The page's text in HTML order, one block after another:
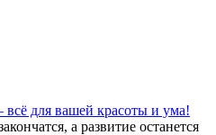
для вашей красоты и ума!
а развитие останется